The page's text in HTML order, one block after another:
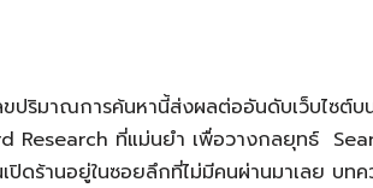
ริมาณการค้นหานี้ส่งผลต่ออันดับเว็บไซต์
Research ที่แม่นยำ เพื่อวางกลยุทธ์
ปิดร้านอยู่ในซอยลึกที่ไม่มีคนผ่านมาเลย บท